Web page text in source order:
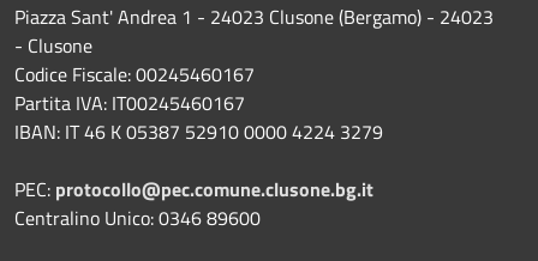
Piazza Sant' Andrea 1 - 24023 Clusone (Bergamo) - 24023
- Clusone
Codice Fiscale: 00245460167
Partita IVA: IT00245460167
IBAN: IT 46 K 05387 52910 0000 4224 3279
PEC: protocollo@pec.comune.clusone.bg.it
Centralino Unico: 0346 89600